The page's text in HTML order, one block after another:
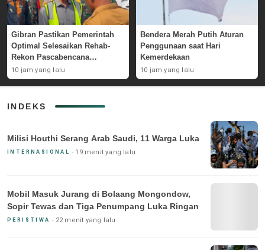
Gibran Pastikan Pemerintah
Optimal Selesaikan Rehab-
Rekon Pascabencana
Sumatera
10 jam yang lalu
Bendera Merah Putih Aturan
Penggunaan saat Hari
Kemerdekaan
10 jam yang lalu
INDEKS
Milisi Houthi Serang Arab Saudi, 11 Warga Luka
INTERNASIONAL 19 menit yang lalu
Mobil Masuk Jurang di Bolaang Mongondow,
Sopir Tewas dan Tiga Penumpang Luka Ringan
PERISTIWA 22 menit yang lalu